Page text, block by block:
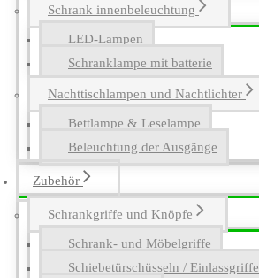
Schrank innenbeleuchtung
LED-Lampen
Schranklampe mit batterie
Nachttischlampen und Nachtlichter
Bettlampe & Leselampe
Beleuchtung der Ausgänge
Zubehör
Schrankgriffe und Knöpfe
Schrank- und Möbelgriffe
Schiebetürschüsseln / Einlassgriffe